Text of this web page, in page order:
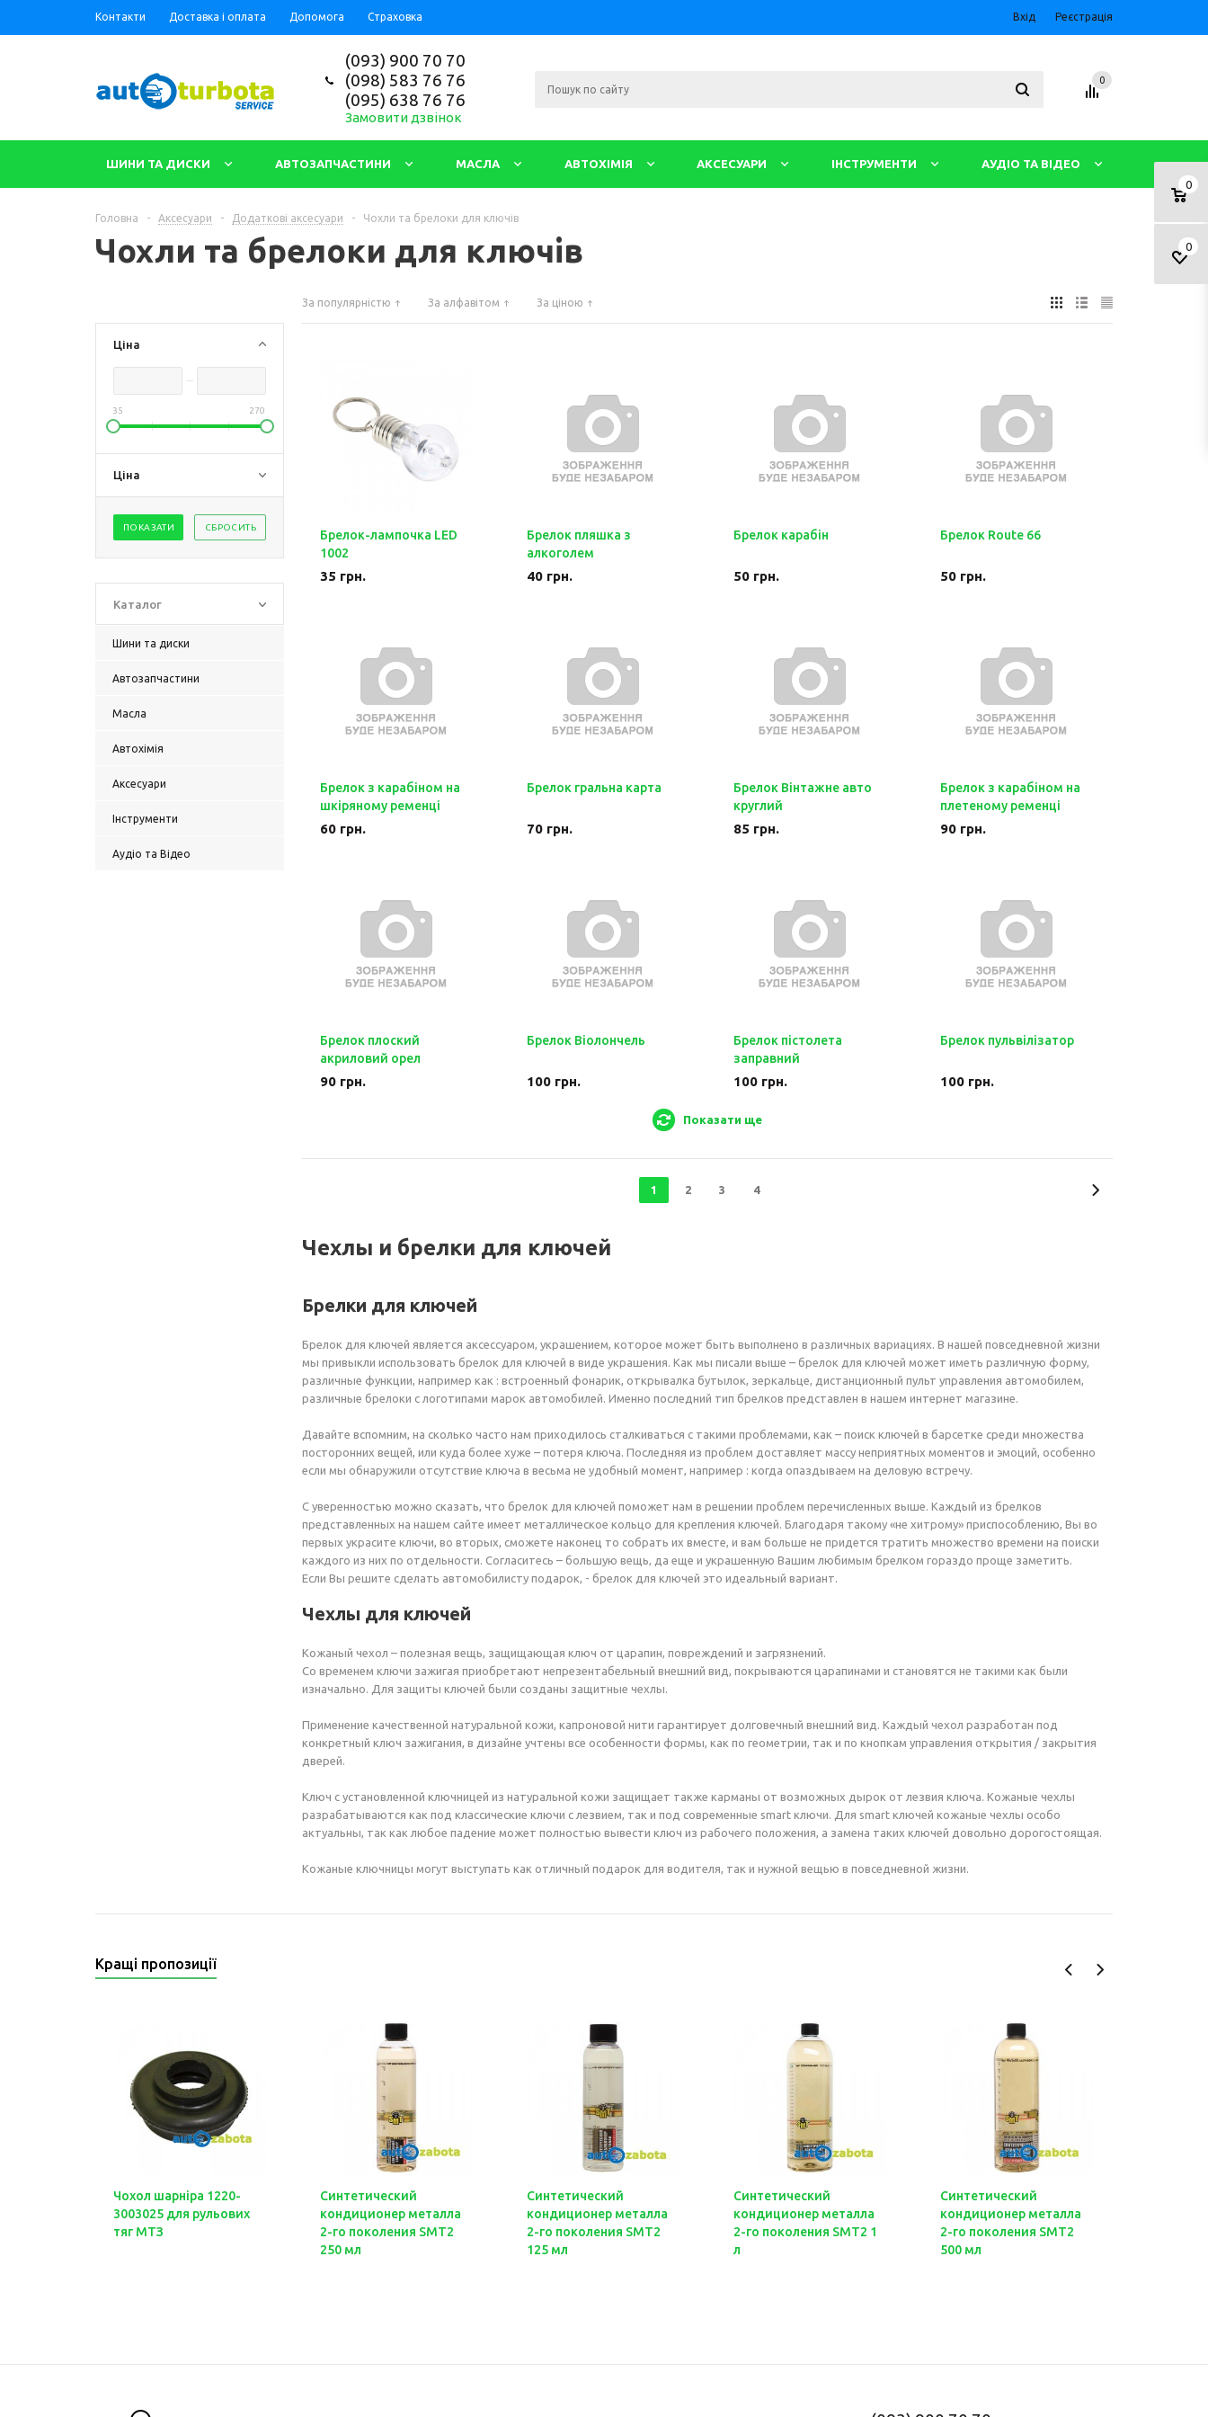
Контакти Доставка і оплата Допомога Страховка Вхід Реєстрація
(093) 900 70 70
(098) 583 76 76
(095) 638 76 76
Замовити дзвінок
0
0
0
ШИНИ ТА ДИСКИ АВТОЗАПЧАСТИНИ МАСЛА АВТОХІМІЯ АКСЕСУАРИ ІНСТРУМЕНТИ АУДІО ТА ВІДЕО
Головна - Аксесуари - Додаткові аксесуари - Чохли та брелоки для ключів
Чохли та брелоки для ключів
Ціна
35 270
Ціна
Каталог
Шини та диски
Автозапчастини
Масла
Автохімія
Аксесуари
Інструменти
Аудіо та Відео
За популярністю За алфавітом За ціною
Брелок-лампочка LED
1002
35 грн.
Брелок пляшка з
алкоголем
40 грн.
Брелок карабін
50 грн.
Брелок Route 66
50 грн.
Брелок з карабіном на
шкіряному ременці
60 грн.
Брелок гральна карта
70 грн.
Брелок Вінтажне авто
круглий
85 грн.
Брелок з карабіном на
плетеному ременці
90 грн.
Брелок плоский
акриловий орел
90 грн.
Брелок Віолончель
100 грн.
Брелок пістолета
заправний
100 грн.
Брелок пульвілізатор
100 грн.
Показати ще
1 2 3 4
Чехлы и брелки для ключей
Брелки для ключей
Брелок для ключей является аксессуаром, украшением, которое может быть выполнено в различных вариациях. В нашей повседневной жизни
мы привыкли использовать брелок для ключей в виде украшения. Как мы писали выше – брелок для ключей может иметь различную форму,
различные функции, например как : встроенный фонарик, открывалка бутылок, зеркальце, дистанционный пульт управления автомобилем,
различные брелоки с логотипами марок автомобилей. Именно последний тип брелков представлен в нашем интернет магазине.
Давайте вспомним, на сколько часто нам приходилось сталкиваться с такими проблемами, как – поиск ключей в барсетке среди множества
посторонних вещей, или куда более хуже – потеря ключа. Последняя из проблем доставляет массу неприятных моментов и эмоций, особенно
если мы обнаружили отсутствие ключа в весьма не удобный момент, например : когда опаздываем на деловую встречу.
С уверенностью можно сказать, что брелок для ключей поможет нам в решении проблем перечисленных выше. Каждый из брелков
представленных на нашем сайте имеет металлическое кольцо для крепления ключей. Благодаря такому «не хитрому» приспособлению, Вы во
первых украсите ключи, во вторых, сможете наконец то собрать их вместе, и вам больше не придется тратить множество времени на поиски
каждого из них по отдельности. Согласитесь – большую вещь, да еще и украшенную Вашим любимым брелком гораздо проще заметить.
Если Вы решите сделать автомобилисту подарок, - брелок для ключей это идеальный вариант.
Чехлы для ключей
Кожаный чехол – полезная вещь, защищающая ключ от царапин, повреждений и загрязнений.
Со временем ключи зажигая приобретают непрезентабельный внешний вид, покрываются царапинами и становятся не такими как были
изначально. Для защиты ключей были созданы защитные чехлы.
Применение качественной натуральной кожи, капроновой нити гарантирует долговечный внешний вид. Каждый чехол разработан под
конкретный ключ зажигания, в дизайне учтены все особенности формы, как по геометрии, так и по кнопкам управления открытия / закрытия
дверей.
Ключ с установленной ключницей из натуральной кожи защищает также карманы от возможных дырок от лезвия ключа. Кожаные чехлы
разрабатываются как под классические ключи с лезвием, так и под современные smart ключи. Для smart ключей кожаные чехлы особо
актуальны, так как любое падение может полностью вывести ключ из рабочего положения, а замена таких ключей довольно дорогостоящая.
Кожаные ключницы могут выступать как отличный подарок для водителя, так и нужной вещью в повседневной жизни.
Кращі пропозиції
Чохол шарніра 1220-
3003025 для рульових
тяг МТЗ
Синтетический
кондиционер металла
2-го поколения SMT2
250 мл
Синтетический
кондиционер металла
2-го поколения SMT2
125 мл
Синтетический
кондиционер металла
2-го поколения SMT2 1
л
Синтетический
кондиционер металла
2-го поколения SMT2
500 мл